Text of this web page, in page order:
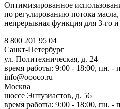
Оптимизированное
по регулированию потока
непрерывная функция для 3-го
8 800 201 95 04
Санкт-Петербург
ул. Политехническая, д. 24
время работы: 9:00 - 18:00, пн. -
info@oooco.ru
Москва
шоссе Энтузиастов, д. 56
время работы: 9:00 - 18:00, пн. -